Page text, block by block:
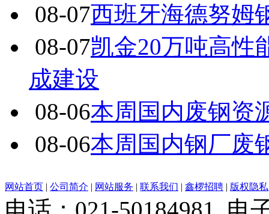
08-07西班牙海德努姆
08-07凯金20万吨高性
成建设
08-06本周国内废钢资
08-06本周国内钢厂废
网站首页 | 公司简介 | 网站服务 | 联系我们 | 鑫椤招聘 | 版权隐私